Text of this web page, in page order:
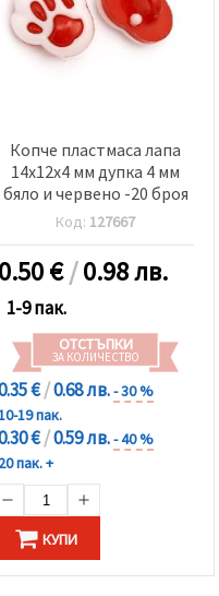
Копче пластмаса лапа
14x12x4 мм дупка 4 мм
бяло и червено -20 броя
Код: 127667
0.50€/0.98 лв.
1-9 пак.
ОТСТЪПКИ
ЗА КОЛИЧЕСТВО
€/0.68 лв.- 30 %
19 пак.
€/0.59 лв.- 40 %
20 пак. +
КУПИ